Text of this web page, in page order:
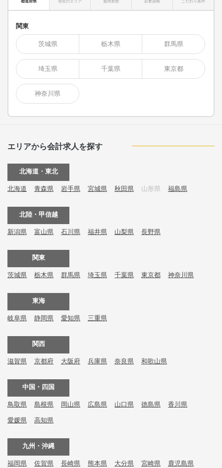
都道府県 現在のエリア 雇用形態 必要資格 こだわり条件
関東
茨城県 栃木県 群馬県
埼玉県 千葉県 東京都
神奈川県
エリアから会計求人を探す
北海道・東北
北海道 青森県 岩手県 宮城県 秋田県 山形県 福島県
北陸・甲信越
新潟県 富山県 石川県 福井県 山梨県 長野県
関東
茨城県 栃木県 群馬県 埼玉県 千葉県 東京都 神奈川県
東海
岐阜県 静岡県 愛知県 三重県
関西
滋賀県 京都府 大阪府 兵庫県 奈良県 和歌山県
中国・四国
鳥取県 島根県 岡山県 広島県 山口県 徳島県 香川県
愛媛県 高知県
九州・沖縄
福岡県 佐賀県 長崎県 熊本県 大分県 宮崎県 鹿児島県